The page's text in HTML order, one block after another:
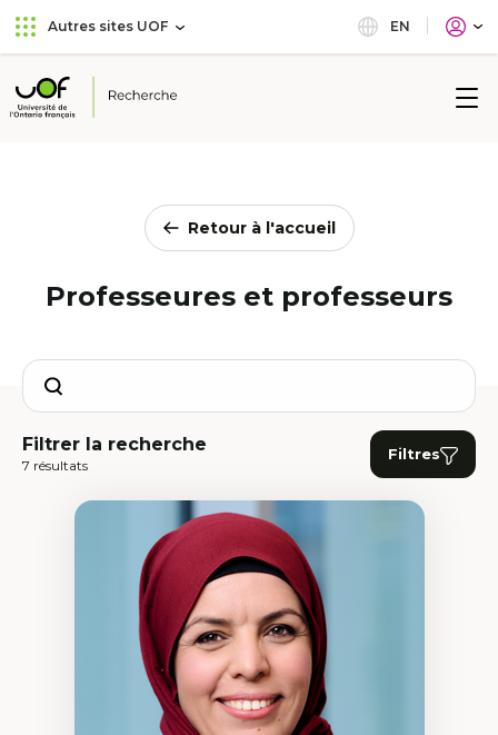
Aller
au
principal
Passer
au
Autres sites UOF EN
Université
Retour à l'accueil
Professeures et professeurs
Search
Filtrer la recherche
7 résultats
Filtres